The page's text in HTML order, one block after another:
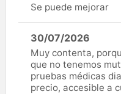
Se puede mejorar
30/07/2026
Muy contenta,
que no tenemos
pruebas médicas
precio, accesible a